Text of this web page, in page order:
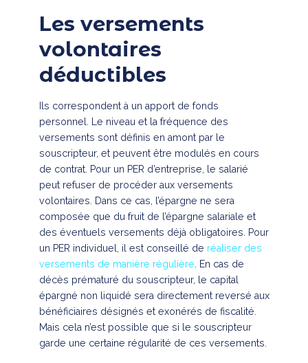
Les versements
volontaires
déductibles
Ils correspondent à un apport de fonds
personnel. Le niveau et la fréquence des
versements sont définis en amont par le
souscripteur, et peuvent être modulés en cours
de contrat. Pour un PER d’entreprise, le salarié
peut refuser de procéder aux versements
volontaires. Dans ce cas, l’épargne ne sera
composée que du fruit de l’épargne salariale et
des éventuels versements déjà obligatoires. Pour
un PER individuel, il est conseillé de réaliser des
versements de manière régulière. En cas de
décès prématuré du souscripteur, le capital
épargné non liquidé sera directement reversé aux
bénéficiaires désignés et exonérés de fiscalité.
Mais cela n’est possible que si le souscripteur
garde une certaine régularité de ces versements.